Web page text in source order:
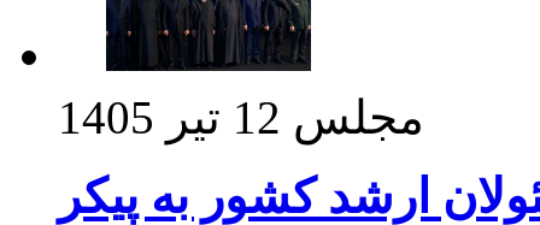
مجلس 12 تیر 1405
ارشد کشور به پیکر